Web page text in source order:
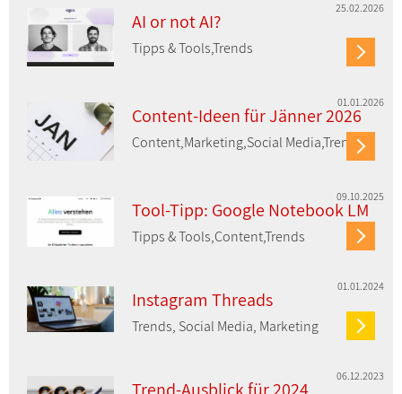
AI or not AI?
Tipps & Tools,Trends
25.02.2026
Content-Ideen für Jänner 2026
Content,Marketing,Social Media,Trends
01.01.2026
Tool-Tipp: Google Notebook LM
Tipps & Tools,Content,Trends
09.10.2025
Instagram Threads
Trends, Social Media, Marketing
01.01.2024
Trend-Ausblick für 2024
06.12.2023